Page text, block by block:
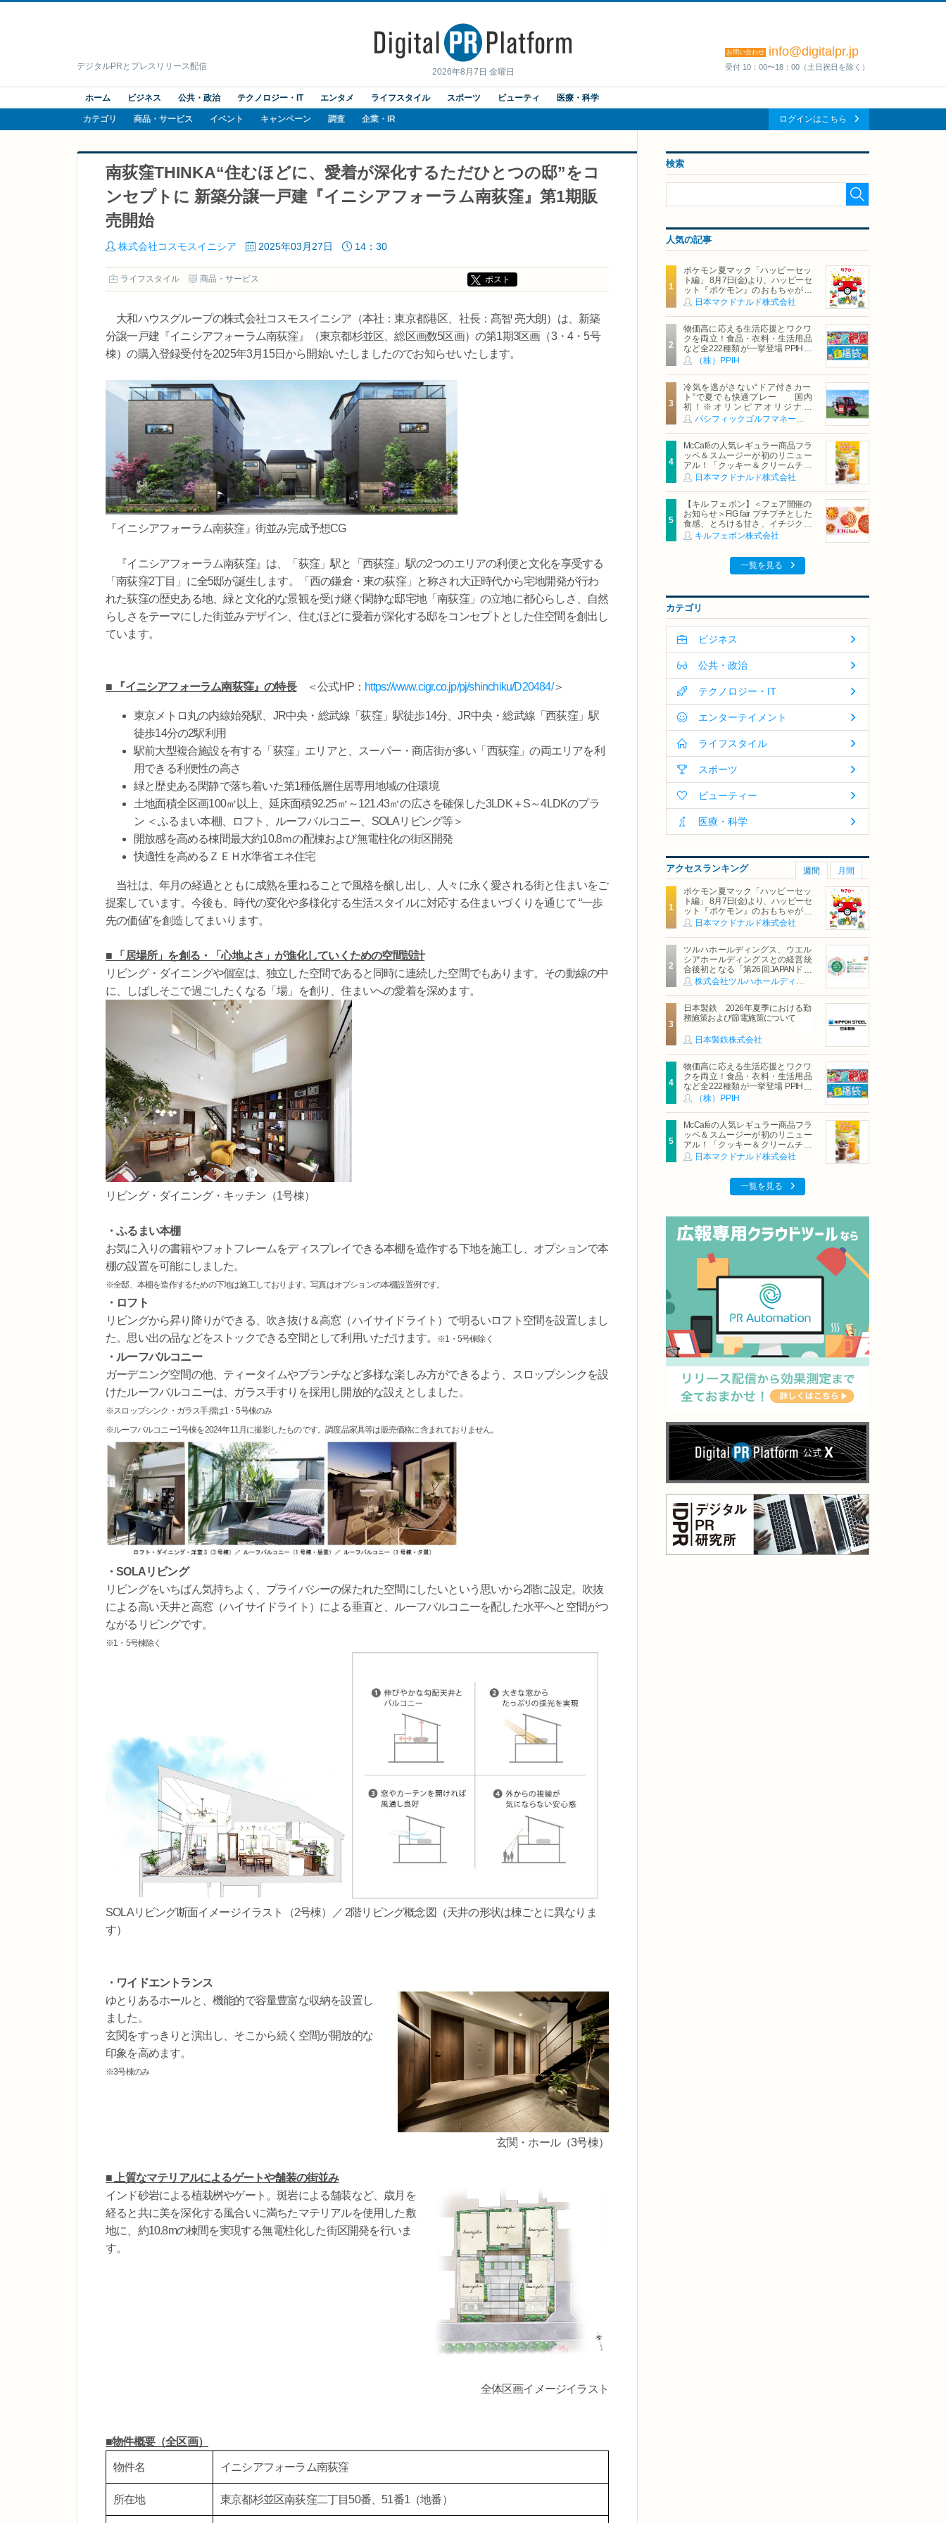
2026年8月7日 金曜日
デジタルPRとプレスリリース配信
お問い合わせ info@digitalpr.jp
受付 10：00〜18：00（土日祝日を除く）
ホーム ビジネス 公共・政治 テクノロジー・IT エンタメ ライフスタイル スポーツ ビューティ 医療・科学
カテゴリ 商品・サービス イベント キャンペーン 調査 企業・IR ログインはこちら
南荻窪THINKA“住むほどに、愛着が深化するただひとつの邸”をコ
ンセプトに 新築分譲一戸建『イニシアフォーラム南荻窪』第1期販
売開始
株式会社コスモスイニシア 2025年03月27日 14：30
ライフスタイル 商品・サービス ポスト
大和ハウスグループの株式会社コスモスイニシア（本社：東京都港区、社長：髙智 亮大朗）は、新築
分譲一戸建『イニシアフォーラム南荻窪』（東京都杉並区、総区画数5区画）の第1期3区画（3・4・5号
棟）の購入登録受付を2025年3月15日から開始いたしましたのでお知らせいたします。
『イニシアフォーラム南荻窪』街並み完成予想CG
『イニシアフォーラム南荻窪』は、「荻窪」駅と「西荻窪」駅の2つのエリアの利便と文化を享受する
「南荻窪2丁目」に全5邸が誕生します。「西の鎌倉・東の荻窪」と称され大正時代から宅地開発が行わ
れた荻窪の歴史ある地、緑と文化的な景観を受け継ぐ閑静な邸宅地「南荻窪」の立地に都心らしさ、自然
らしさをテーマにした街並みデザイン、住むほどに愛着が深化する邸をコンセプトとした住空間を創出し
ています。
■ 『イニシアフォーラム南荻窪』の特長＜公式HP： https://www.cigr.co.jp/pj/shinchiku/D20484/＞
東京メトロ丸の内線始発駅、JR中央・総武線「荻窪」駅徒歩14分、JR中央・総武線「西荻窪」駅
徒歩14分の2駅利用
駅前大型複合施設を有する「荻窪」エリアと、スーパー・商店街が多い「西荻窪」の両エリアを利
用できる利便性の高さ
緑と歴史ある閑静で落ち着いた第1種低層住居専用地域の住環境
土地面積全区画100㎡以上、延床面積92.25㎡～121.43㎡の広さを確保した3LDK＋S～4LDKのプラ
ン ＜ふるまい本棚、ロフト、ルーフバルコニー、SOLAリビング等＞
開放感を高める棟間最大約10.8ｍの配棟および無電柱化の街区開発
快適性を高めるＺＥＨ水準省エネ住宅
当社は、年月の経過とともに成熟を重ねることで風格を醸し出し、人々に永く愛される街と住まいをご
提案しています。今後も、時代の変化や多様化する生活スタイルに対応する住まいづくりを通じて “一歩
先の価値”を創造してまいります。
■ 「居場所」を創る・「心地よさ」が進化していくための空間設計
リビング・ダイニングや個室は、独立した空間であると同時に連続した空間でもあります。その動線の中
に、しばしそこで過ごしたくなる「場」を創り、住まいへの愛着を深めます。
リビング・ダイニング・キッチン（1号棟）
・ふるまい本棚
お気に入りの書籍やフォトフレームをディスプレイできる本棚を造作する下地を施工し、オプションで本
棚の設置を可能にしました。
※全邸、本棚を造作するための下地は施工しております。写真はオプションの本棚設置例です。
・ロフト
リビングから昇り降りができる、吹き抜け＆高窓（ハイサイドライト）で明るいロフト空間を設置しまし
た。思い出の品などをストックできる空間として利用いただけます。
※1・5号棟除く
・ルーフバルコニー
ガーデニング空間の他、ティータイムやブランチなど多様な楽しみ方ができるよう、スロップシンクを設
けたルーフバルコニーは、ガラス手すりを採用し開放的な設えとしました。
※スロップシンク・ガラス手摺は1・5号棟のみ
※ルーフバルコニー1号棟を2024年11月に撮影したものです。調度品家具等は販売価格に含まれておりません。
・SOLAリビング
リビングをいちばん気持ちよく、プライバシーの保たれた空間にしたいという思いから2階に設定。吹抜
による高い天井と高窓（ハイサイドライト）による垂直と、ルーフバルコニーを配した水平へと空間がつ
ながるリビングです。
※1・5号棟除く
SOLAリビング断面イメージイラスト（2号棟）／ 2階リビング概念図（天井の形状は棟ごとに異なりま
す）
・ワイドエントランス
ゆとりあるホールと、機能的で容量豊富な収納を設置し
ました。
玄関をすっきりと演出し、そこから続く空間が開放的な
印象を高めます。
※3号棟のみ
玄関・ホール（3号棟）
■ 上質なマテリアルによるゲートや舗装の街並み
インド砂岩による植栽桝やゲート。斑岩による舗装など、歳月を
経ると共に美を深化する風合いに満ちたマテリアルを使用した敷
地に、約10.8mの棟間を実現する無電柱化した街区開発を行いま
す。
全体区画イメージイラスト
■物件概要（全区画）
物件名 イニシアフォーラム南荻窪
所在地 東京都杉並区南荻窪二丁目50番、51番1（地番）
検索
人気の記事
ポケモン夏マック「ハッピーセッ
ト編」 8月7日(金)より、ハッピーセ
ット『ポケモン』のおもちゃが期
間限定登場
日本マクドナルド株式会社
物価高に応える生活応援とワクワ
クを両立！食品・衣料・生活用品
など全222種類が一挙登場 PPIHグ
ループ「夏福袋」＆セール 8月6日
(木)より順次スタート
（株）PPIH
冷気を逃がさない“ドア付きカー
ト”で夏でも快適プレー 国内
初！※オリンピアオリジナル
「AirCon Cart（エアコンカー
ト）」導入 | ＰＧＭ
McCaféの人気レギュラー商品フラ
ッペ＆スムージーが初のリニュー
アル！「クッキー＆クリームチョ
コフラッペ」「マンゴースムージ
ー」8月5日（水）から販売開始
日本マクドナルド株式会社
【キル フェ ボン】＜フェア開催の
お知らせ＞FIG fair プチプチとした
食感、とろける甘さ、イチジクの
魅力をたっぷりと。新作を含め、
イチジク尽くしの全4種が登場8月
キルフェボン株式会社
一覧を見る
カテゴリ
ビジネス
公共・政治
テクノロジー・IT
エンターテイメント
ライフスタイル
スポーツ
ビューティー
医療・科学
アクセスランキング 週間 月間
ポケモン夏マック「ハッピーセッ
ト編」 8月7日(金)より、ハッピーセ
ット『ポケモン』のおもちゃが期
間限定登場
日本マクドナルド株式会社
ツルハホールディングス、ウエル
シアホールディングスとの経営統
合後初となる「第26回JAPANドラ
ッグストアショー」に出展
株式会社ツルハホールディングス
日本製鉄 2026年夏季における勤
務施策および節電施策について
日本製鉄株式会社
物価高に応える生活応援とワクワ
クを両立！食品・衣料・生活用品
など全222種類が一挙登場 PPIHグ
ループ「夏福袋」＆セール 8月6日
（株）PPIH
McCaféの人気レギュラー商品フラ
ッペ＆スムージーが初のリニュー
アル！「クッキー＆クリームチョ
コフラッペ」「マンゴースムージ
日本マクドナルド株式会社
一覧を見る